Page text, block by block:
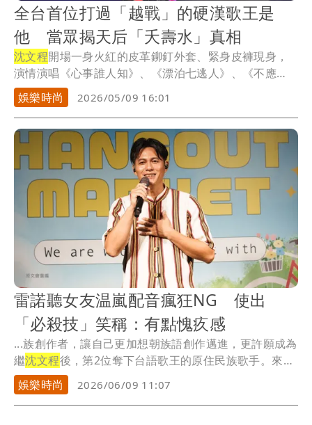
全台首位打過「越戰」的硬漢歌王是
他 當眾揭天后「夭壽水」真相
沈文程開場一身火紅的皮革鉚釘外套、緊身皮褲現身，
演情演唱《心事誰人知》、《漂泊七逃人》、《不應
該》等...
娛樂時尚 2026/05/09 16:01
雷諾聽女友温嵐配音瘋狂NG 使出
「必殺技」笑稱：有點愧疚感
...族創作者，讓自己更加想朝族語創作邁進，更許願成為
繼沈文程後，第2位奪下台語歌王的原住民族歌手。來自
新...
娛樂時尚 2026/06/09 11:07